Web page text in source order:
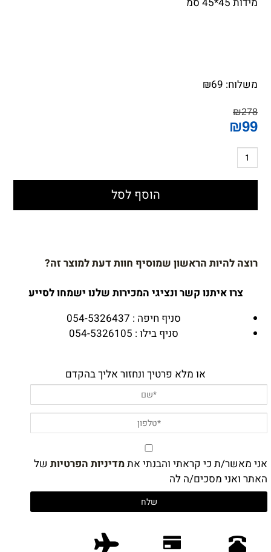
משלוח: ₪69
₪278
₪99
הוסף לסל
רוצה להיות הראשון שמוסיף חוות דעת למוצר זה?
צרו איתנו קשר ונציגי המכירות שלנו ישמחו לסייע
סניף חיפה : 054-5326437
סניף בילו : 054-5326105
או מלא פרטיך ונחזור אליך בהקדם
אני מאשר/ת כי קראתי והבנתי אתמדיניות הפרטיות של
האתר ואני מסכים/ה לה